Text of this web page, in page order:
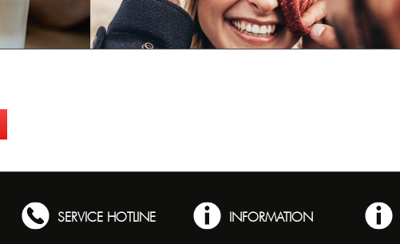
SERVICE HOTLINE INFORMATION